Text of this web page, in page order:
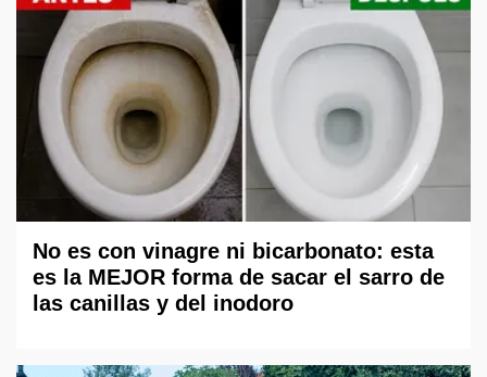
No es con vinagre ni bicarbonato: esta
es la MEJOR forma de sacar el sarro de
las canillas y del inodoro